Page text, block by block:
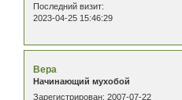
Последний визит:
2023-04-25 15:46:29
Вера
Начинающий мухобой
Зарегистрирован: 2007-07-22